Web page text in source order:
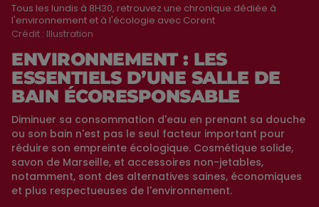
Tous les lundis à 8H30, retrouvez une chronique dédiée à
l'environnement et à l'écologie avec Corent
Crédit : Illustration
ENVIRONNEMENT : LES
ESSENTIELS D’UNE SALLE DE
BAIN ÉCORESPONSABLE
Diminuer sa consommation d'eau en prenant sa douche
ou son bain n'est pas le seul facteur important pour
réduire son empreinte écologique. Cosmétique solide,
savon de Marseille, et accessoires non-jetables,
notamment, sont des alternatives saines, économiques
et plus respectueuses de l'environnement.